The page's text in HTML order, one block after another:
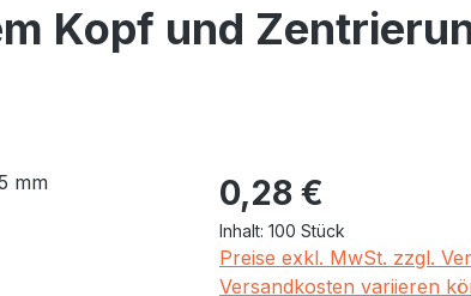
Kopf und
Regulärer Preis:
0,28 €
Inhalt: 100 Stück
Preise exkl. MwSt. zzgl.
Versandkosten variieren